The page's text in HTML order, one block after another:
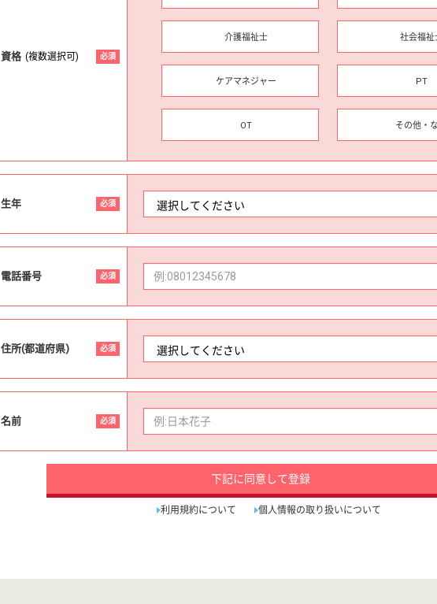
資格 (複数選択可) 必須
介護福祉士 社会福祉
ケアマネジャー PT
OT その他・
生年 必須
電話番号 必須
住所(都道府県) 必須
名前 必須
下記に同意して登録
利用規約について 個人情報の取り扱いについて